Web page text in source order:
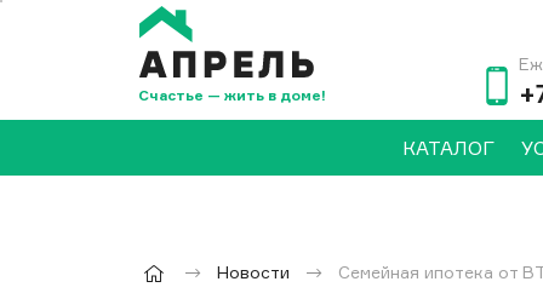
Счастье — жить в доме!
КАТАЛОГ
Новости Семейная ипотека от